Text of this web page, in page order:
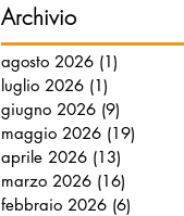
Archivio
agosto 2026 (1)
luglio 2026 (1)
giugno 2026 (9)
maggio 2026 (19)
aprile 2026 (13)
marzo 2026 (16)
febbraio 2026 (6)